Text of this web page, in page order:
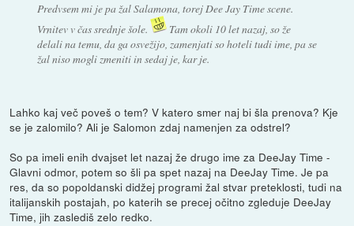
Predvsem mi je pa žal Salamona, torej Dee Jay Time scene.
Vrnitev v čas srednje šole.
Tam okoli 10 let nazaj, so že
delali na temu, da ga osvežijo, zamenjati so hoteli tudi ime, pa se
žal niso mogli zmeniti in sedaj je, kar je.
Lahko kaj več poveš o tem? V katero smer naj bi šla prenova? Kje
se je zalomilo? Ali je Salomon zdaj namenjen za odstrel?
So pa imeli enih dvajset let nazaj že drugo ime za DeeJay Time -
Glavni odmor, potem so šli pa spet nazaj na DeeJay Time. Je pa
res, da so popoldanski didžej programi žal stvar preteklosti, tudi na
italijanskih postajah, po katerih se precej očitno zgleduje DeeJay
Time, jih zaslediš zelo redko.